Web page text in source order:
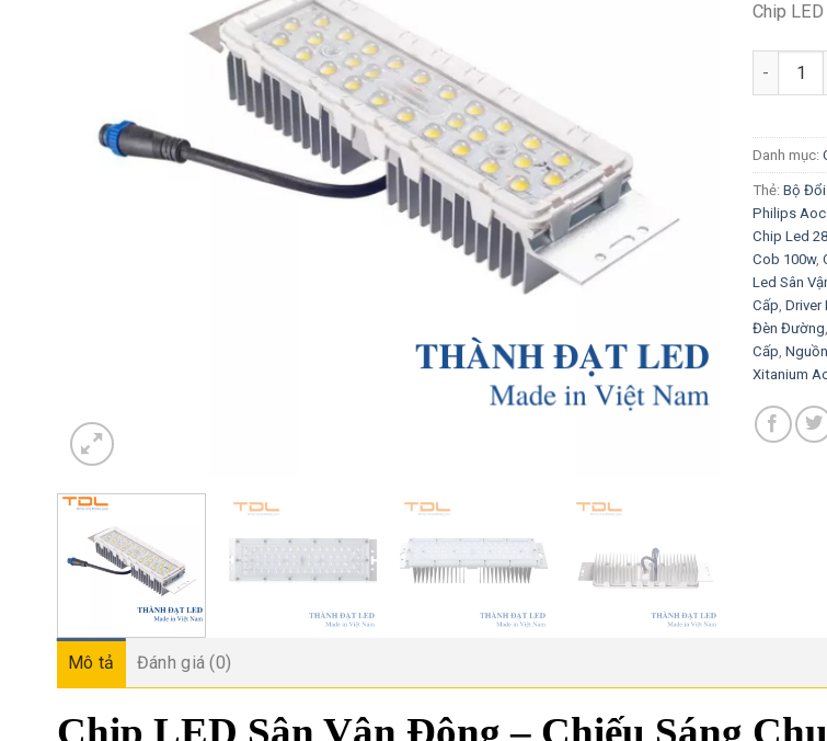
Chip
Chip
Danh mục:
Thẻ: Bộ Đổi
Philips Aoc
Chip Led
Cob 100w,
Led Sân
Cấp, Driver
Đèn Đường,
Cấp,
Xitanium
Mô tả Đánh giá (0)
Chip LED Sân Vận Động – Chiếu Sáng